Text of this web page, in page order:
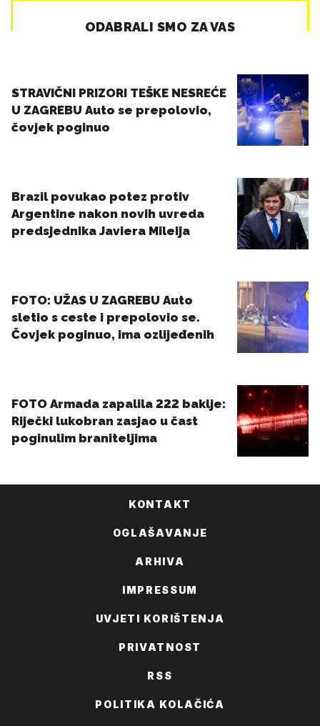
KONTAKT
OGLAŠAVANJE
ARHIVA
IMPRESSUM
UVJETI KORIŠTENJA
PRIVATNOST
RSS
POLITIKA KOLAČIĆA